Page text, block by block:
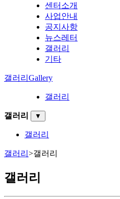
센터소개
사업안내
공지사항
뉴스레터
갤러리
기타
갤러리 Gallery
갤러리
갤러리 ▼
갤러리
갤러리 >갤러리
갤러리